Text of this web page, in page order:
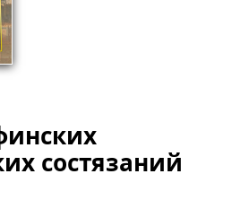
состязаний